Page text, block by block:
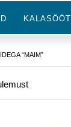
KALASÖÖT
“MAIM”